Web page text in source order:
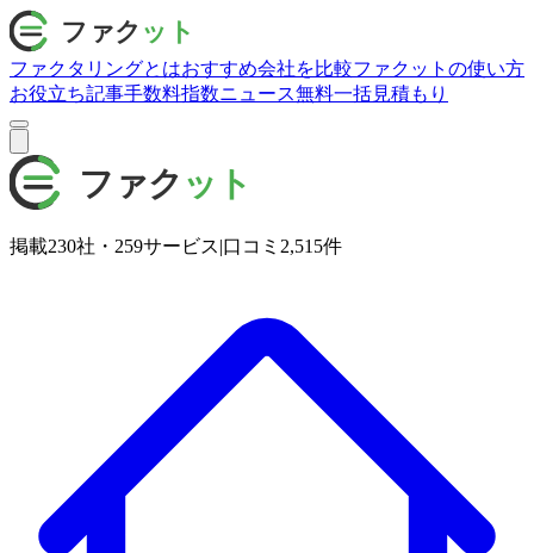
ファクタリングとはおすすめ会社を比較ファクットの使い方
お役立ち記事手数料指数ニュース無料一括見積もり
掲載230社・ 259サービス|口コミ 2,515件